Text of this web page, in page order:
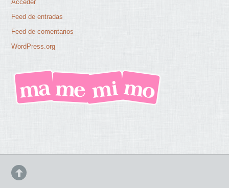
Acceder
Feed de entradas
Feed de comentarios
WordPress.org